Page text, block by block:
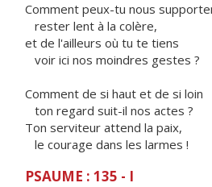
Comment peux-tu nous
rester lent à la colère,
et de l'ailleurs où tu te tiens
voir ici nos moindres gestes ?
Comment de si haut et de si loin
ton regard suit-il nos actes ?
Ton serviteur attend la paix,
le courage dans les larmes !
PSAUME : 135 - I